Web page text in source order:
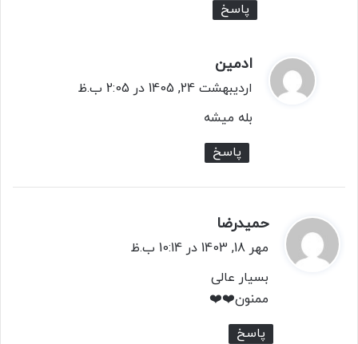
پاسخ
ادمین
ف
اردیبهشت 24, 1405 در 2:05 ب.ظ
بله میشه
پاسخ
حمید‌رضا
ف
:
مهر 18, 1403 در 10:14 ب.ظ
بسیار عالی
ممنون❤️❤️
پاسخ